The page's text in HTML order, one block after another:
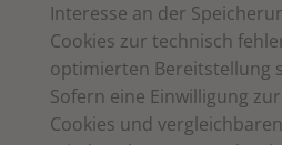
Interesse an der
Cookies zur technisch
optimierten Bereitstellung
Sofern eine Einwilligung
Cookies und vergleichbaren